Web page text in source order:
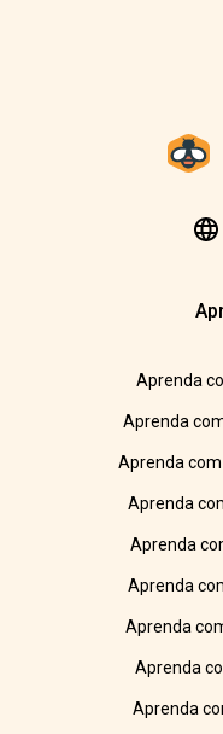
Aprenda
Aprenda
Aprenda
Aprenda
Aprenda
Aprenda
Aprenda
Aprenda
Aprenda